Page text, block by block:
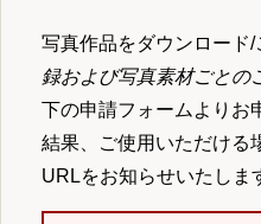
写真作品をダウンロード
録および写真素材ごとの
下の申請フォームより
結果、ご使用いただける
URLをお知らせいたしま